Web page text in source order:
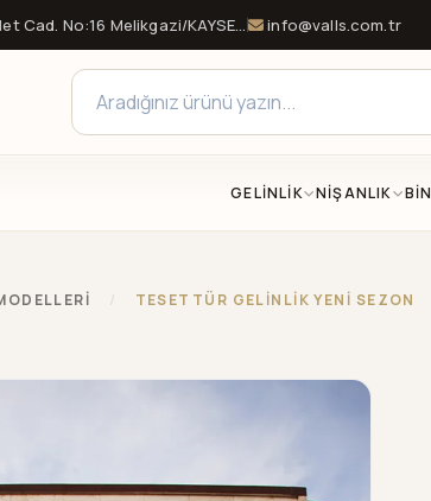
Cad. No:16 Melikgazi/KAYSERİ info@valls.com.tr
GELİNLİK NİŞANLIK
TESETTÜR GELİNLİK YENİ SEZON